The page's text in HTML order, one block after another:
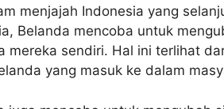
menjajah Indonesia yang
Belanda mencoba untuk
mereka sendiri. Hal ini terlihat
yang masuk ke dalam